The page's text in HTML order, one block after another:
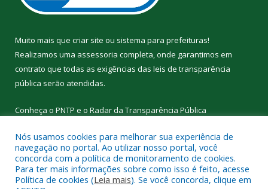
Muito mais que criar site ou sistema para prefeituras!
Realizamos uma assessoria completa, onde garantimos em
contrato que todas as exigências das leis de transparência
pública serão atendidas.
Conheça o PNTP e o Radar da Transparência Pública
Todos os direitos reservados a Prefeitura Municipal de
Curralinho.
Nós usamos cookies para melhorar sua experiência de
navegação no portal. Ao utilizar nosso portal, você
concorda com a política de monitoramento de cookies.
Para ter mais informações sobre como isso é feito, acesse
Política de cookies (Leia mais). Se você concorda, clique em